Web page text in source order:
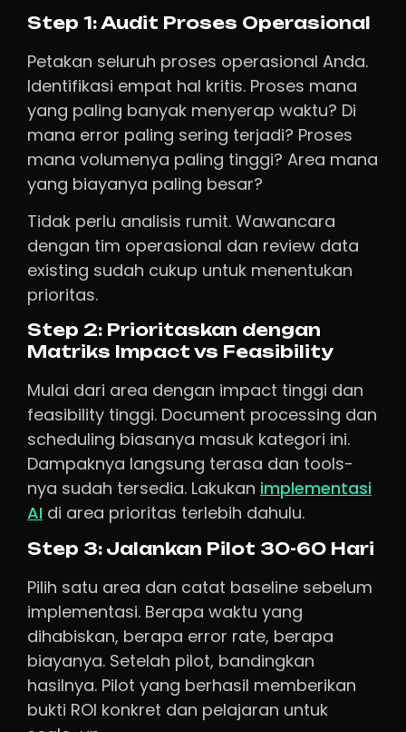
Step 1: Audit Proses Operasional
Petakan seluruh proses operasional Anda.
Identifikasi empat hal kritis. Proses mana
yang paling banyak menyerap waktu? Di
mana error paling sering terjadi? Proses
mana volumenya paling tinggi? Area mana
yang biayanya paling besar?
Tidak perlu analisis rumit. Wawancara
dengan tim operasional dan review data
existing sudah cukup untuk menentukan
prioritas.
Step 2: Prioritaskan dengan
Matriks Impact vs Feasibility
Mulai dari area dengan impact tinggi dan
feasibility tinggi. Document processing dan
scheduling biasanya masuk kategori ini.
Dampaknya langsung terasa dan tools-
nya sudah tersedia. Lakukan implementasi
AI di area prioritas terlebih dahulu.
Step 3: Jalankan Pilot 30-60 Hari
Pilih satu area dan catat baseline sebelum
implementasi. Berapa waktu yang
dihabiskan, berapa error rate, berapa
biayanya. Setelah pilot, bandingkan
hasilnya. Pilot yang berhasil memberikan
bukti ROI konkret dan pelajaran untuk